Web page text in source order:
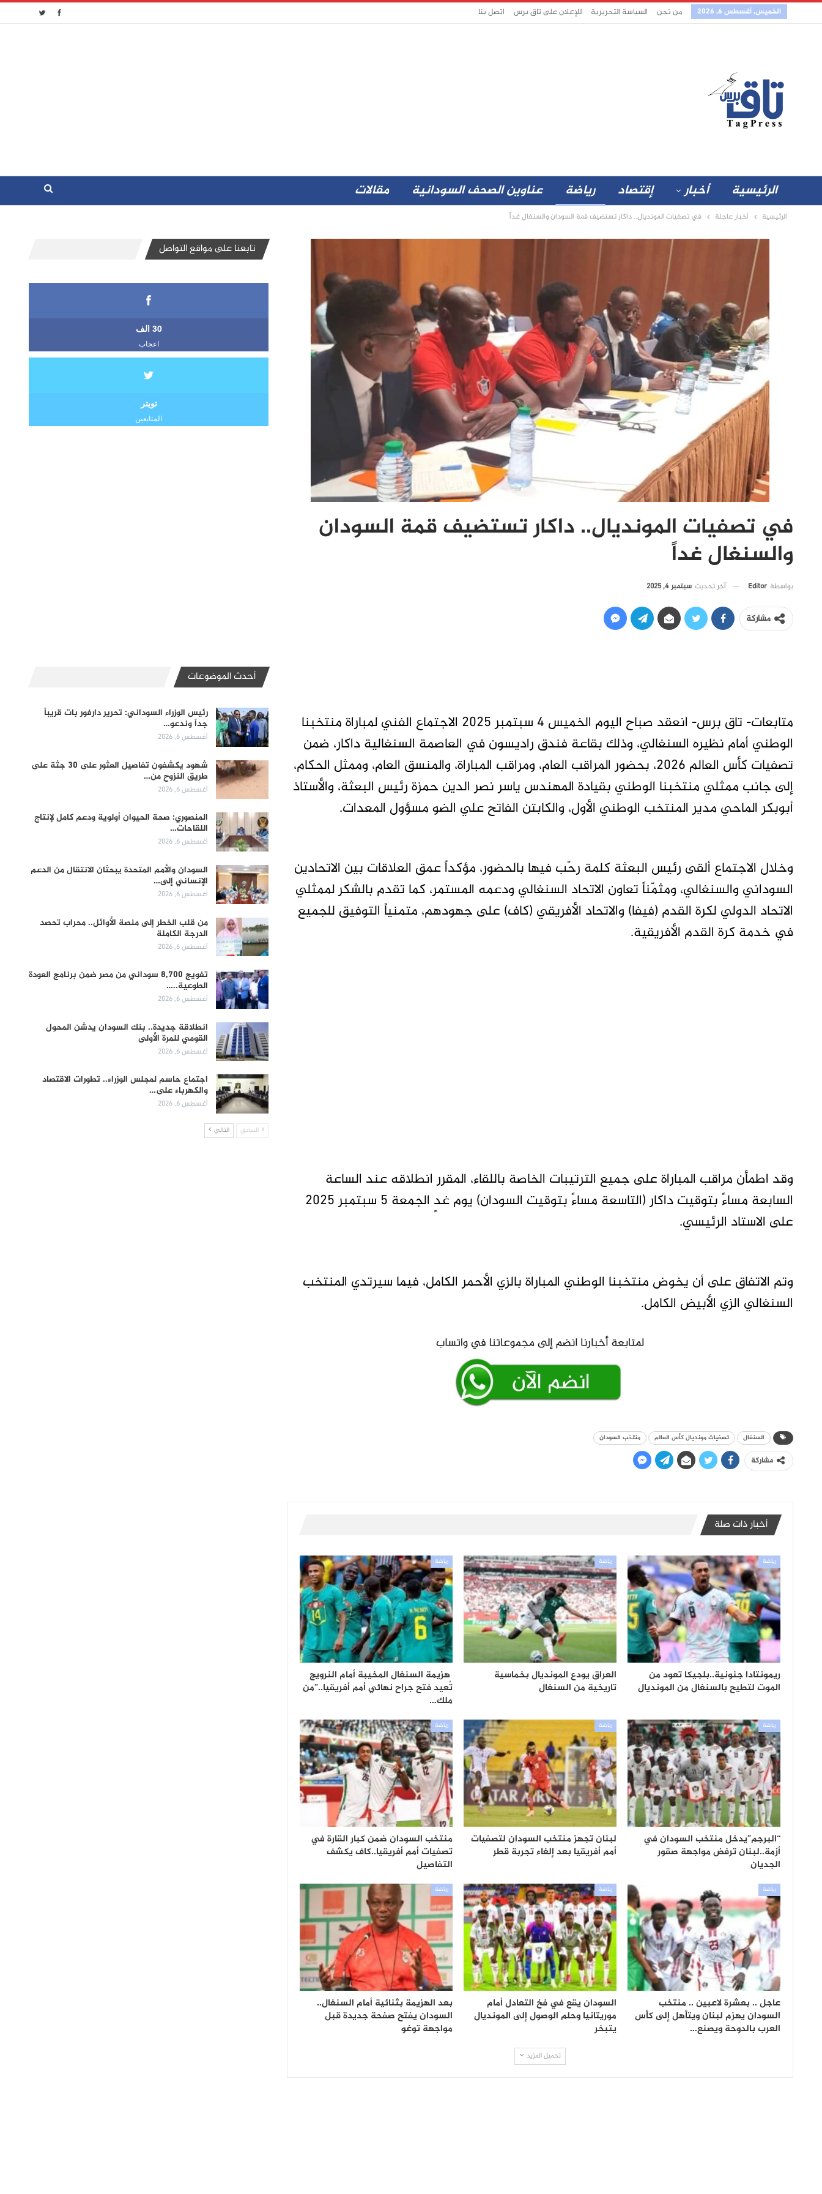
الخميس, أغسطس 6, 2026 من نحن السياسة التحريرية للإعلان على تاق برس اتصل بنا
الرئيسية أخبار إقتصاد رياضة عناوين الصحف السودانية مقالات
الرئيسية أخبار عاجلة في تصفيات المونديال.. داكار تستضيف قمة السودان والسنغال غداً
في تصفيات المونديال.. داكار تستضيف قمة السودان
والسنغال غداً
بواسطة Editor آخر تحديث سبتمبر 4, 2025
مشاركة
متابعات- تاق برس- انعقد صباح اليوم الخميس 4 سبتمبر 2025 الاجتماع الفني لمباراة منتخبنا
الوطني أمام نظيره السنغالي، وذلك بقاعة فندق راديسون في العاصمة السنغالية داكار، ضمن
تصفيات كأس العالم 2026، بحضور المراقب العام، ومراقب المباراة، والمنسق العام، وممثل الحكام،
إلى جانب ممثلي منتخبنا الوطني بقيادة المهندس ياسر نصر الدين حمزة رئيس البعثة، والأستاذ
أبوبكر الماحي مدير المنتخب الوطني الأول، والكابتن الفاتح علي الضو مسؤول المعدات.
وخلال الاجتماع ألقى رئيس البعثة كلمة رحّب فيها بالحضور، مؤكداً عمق العلاقات بين الاتحادين
السوداني والسنغالي، ومثمّناً تعاون الاتحاد السنغالي ودعمه المستمر، كما تقدم بالشكر لممثلي
الاتحاد الدولي لكرة القدم (فيفا) والاتحاد الأفريقي (كاف) على جهودهم، متمنياً التوفيق للجميع
في خدمة كرة القدم الأفريقية.
وقد اطمأن مراقب المباراة على جميع الترتيبات الخاصة باللقاء، المقرر انطلاقه عند الساعة
السابعة مساءً بتوقيت داكار (التاسعة مساءً بتوقيت السودان) يوم غدٍ الجمعة 5 سبتمبر 2025
على الاستاد الرئيسي.
وتم الاتفاق على أن يخوض منتخبنا الوطني المباراة بالزي الأحمر الكامل، فيما سيرتدي المنتخب
السنغالي الزي الأبيض الكامل.
السنغال تصفيات مونديال كأس العالم منتخب السودان
مشاركة
أخبار ذات صلة
رياضة
ريمونتادا جنونية..بلجيكا تعود من
الموت لتطيح بالسنغال من المونديال
رياضة
العراق يودع المونديال بخماسية
تاريخية من السنغال
رياضة
هزيمة السنغال المخيبة أمام النرويج
تُعيد فتح جراح نهائي أمم أفريقيا..”من
ملك…
رياضة
“البرجم”يدخل منتخب السودان في
أزمة..لبنان ترفض مواجهة صقور
الجديان
رياضة
لبنان تجهز منتخب السودان لتصفيات
أمم أفريقيا بعد إلغاء تجربة قطر
رياضة
منتخب السودان ضمن كبار القارة في
تصفيات أمم أفريقيا..كاف يكشف
التفاصيل
رياضة
عاجل .. بعشرة لاعبين .. منتخب
السودان يهزم لبنان ويتأهل إلى كأس
العرب بالدوحة ويصنع…
رياضة
السودان يقع في فخ التعادل أمام
موريتانيا وحلم الوصول إلى المونديال
يتبخر
رياضة
بعد الهزيمة بثنائية أمام السنغال..
السودان يفتح صفحة جديدة قبل
مواجهة توغو
تحميل المزيد
تابعنا على مواقع التواصل
30 الف
اعجاب
تويتر
المتابعين
أحدث الموضوعات
رئيس الوزراء السوداني: تحرير دارفور بات قريباً
جداً وندعو…
أغسطس 6, 2026
شهود يكشفون تفاصيل العثور على 30 جثة على
طريق النزوح من…
أغسطس 6, 2026
المنصوري: صحة الحيوان أولوية ودعم كامل لإنتاج
اللقاحات…
أغسطس 6, 2026
السودان والأمم المتحدة يبحثان الانتقال من الدعم
الإنساني إلى…
أغسطس 6, 2026
من قلب الخطر إلى منصة الأوائل.. محراب تحصد
الدرجة الكاملة
أغسطس 6, 2026
تفويج 8,700 سوداني من مصر ضمن برنامج العودة
الطوعية..…
أغسطس 6, 2026
انطلاقة جديدة.. بنك السودان يدشن المحول
القومي للمرة الأولى
أغسطس 6, 2026
اجتماع حاسم لمجلس الوزراء.. تطورات الاقتصاد
والكهرباء على…
أغسطس 6, 2026
السابق التالي